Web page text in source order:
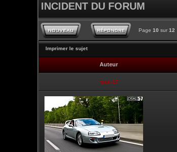
INCIDENT DU FORUM
Page 10 sur 12
Imprimer le sujet
Auteur
touti-17